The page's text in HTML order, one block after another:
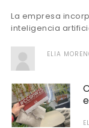
La empresa
inteligencia
ELIA